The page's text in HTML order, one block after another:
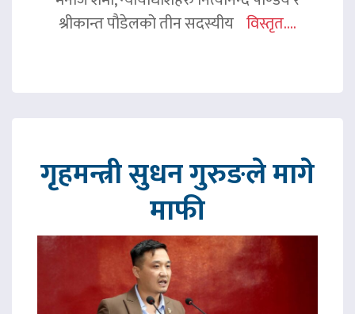
श्रीकान्त पौडेलको तीन सदस्यीय विस्तृत....
गृहमन्त्री सुधन गुरुङले मागे
माफी